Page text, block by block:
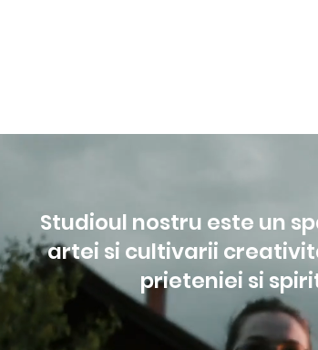
Studioul nostru este un
artei si cultivarii
prieteniei si